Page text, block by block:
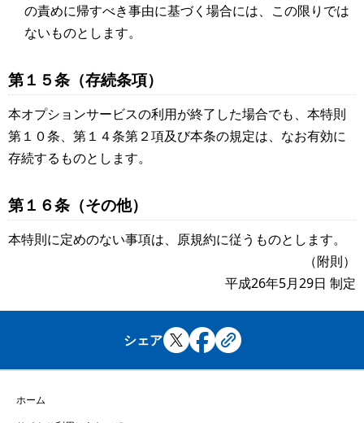
の責めに帰すべき事由に基づく場合には、この限りでは
ないものとします。
第１５条（存続条項）
本オプションサービスの利用が終了した場合でも、本特則
第１０条、第１４条第２項及び本条の規定は、なお有効に
存続するものとします。
第１６条（その他）
本特則に定めのない事項は、原規約に従うものとします。
（附則）
平成26年5月29日 制定
シェア
ホーム